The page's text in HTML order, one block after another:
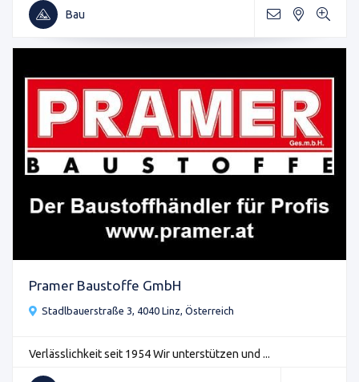
Bau
Pramer Baustoffe GmbH
Stadlbauerstraße 3, 4040 Linz, Österreich
Verlässlichkeit seit 1954 Wir unterstützen und ...